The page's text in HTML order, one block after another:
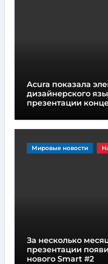
Acura показала
дизайнерского
презентации
Мировые новости
За несколько
презентации
нового Smart #2